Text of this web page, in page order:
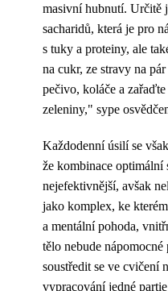
masivní hubnutí. Určitě
sacharidů, která je pro
s tuky a proteiny, ale
na cukr, ze stravy na
pečivo, koláče a
zeleniny," sype
Každodenní úsilí se
že kombinace optimální
nejefektivnější, avšak
jako komplex, ke
a mentální pohoda,
tělo nebude
soustředit se ve cvičení
vypracování jedné